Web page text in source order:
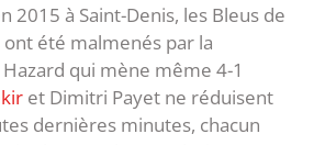
2015 à Saint-Denis, les Bleus de
été malmenés par la
Hazard qui mène même 4-1
et Dimitri Payet ne réduisent
dernières minutes, chacun